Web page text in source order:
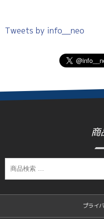
Tweets by info__neo
商
プライ